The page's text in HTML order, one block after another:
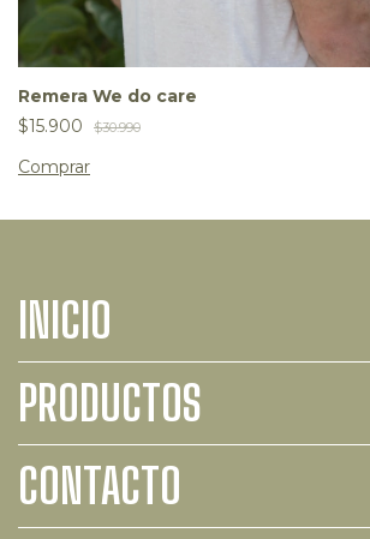
Remera We do care
$15.900
$30.990
Comprar
INICIO
PRODUCTOS
CONTACTO